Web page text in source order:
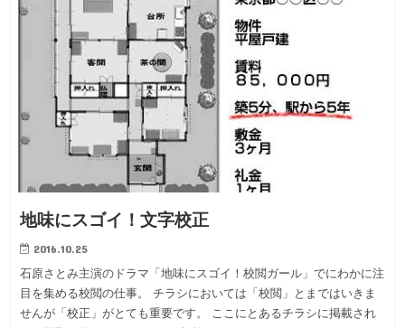
地味にスゴイ！文字校正
2016.10.25
石原さとみ主演のドラマ「地味にスゴイ！校閲ガール」でにわかに注
目を集める校閲の仕事。 チラシにおいては「校閲」とまではいきま
せんが「校正」がとても重要です。 ここにとあるチラシに掲載され